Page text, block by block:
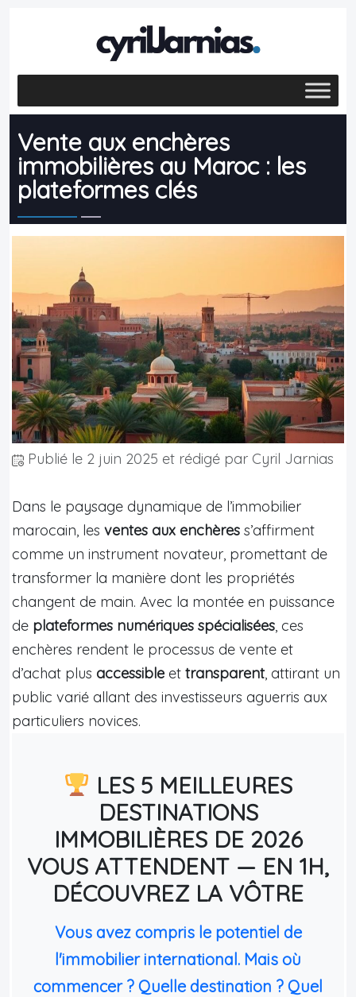
Vente aux enchères
immobilières au Maroc : les
plateformes clés
Publié le 2 juin 2025 et rédigé par Cyril Jarnias
Dans le paysage dynamique de l’immobilier
marocain, les ventes aux enchères s’affirment
comme un instrument novateur, promettant de
transformer la manière dont les propriétés
changent de main. Avec la montée en puissance
de plateformes numériques spécialisées, ces
enchères rendent le processus de vente et
d’achat plus accessible et transparent, attirant un
public varié allant des investisseurs aguerris aux
particuliers novices.
LES 5 MEILLEURES
DESTINATIONS
IMMOBILIÈRES DE 2026
VOUS ATTENDENT — EN 1H,
DÉCOUVREZ LA VÔTRE
Vous avez compris le potentiel de
l'immobilier international. Mais où
commencer ? Quelle destination ? Quel